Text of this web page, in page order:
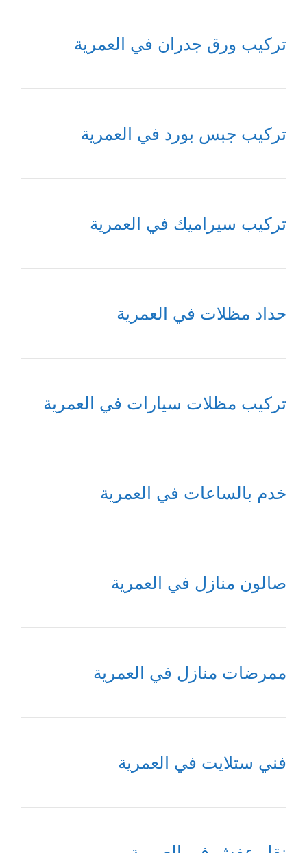
تركيب ورق جدران في العمرية
تركيب جبس بورد في العمرية
تركيب سيراميك في العمرية
حداد مظلات في العمرية
تركيب مظلات سيارات في العمرية
خدم بالساعات في العمرية
صالون منازل في العمرية
ممرضات منازل في العمرية
فني ستلايت في العمرية